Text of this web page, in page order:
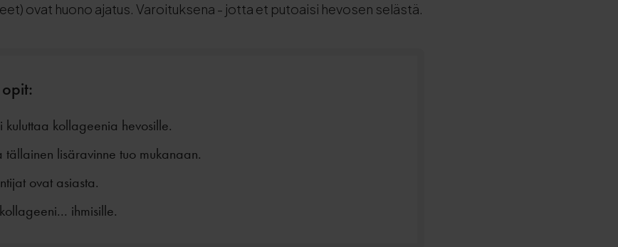
ovat huono ajatus. Varoituksena - jotta et putoaisi hevosen selästä.
kuluttaa kollageenia hevosille.
tällainen lisäravinne tuo mukanaan.
ovat asiasta.
ihmisille.